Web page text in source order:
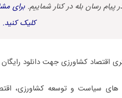
پیام رسان بله در کنار شماییم. برای
کلیک کنید.
اقتصاد کشاورزی جهت دانلود
سیاست و توسعه کشاورزی،